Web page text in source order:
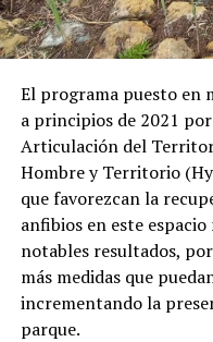
El programa puesto en
a principios de 2021
Articulación del
Hombre y Territorio
que favorezcan la
anfibios en este
notables resultados,
más medidas que
incrementando la
parque.